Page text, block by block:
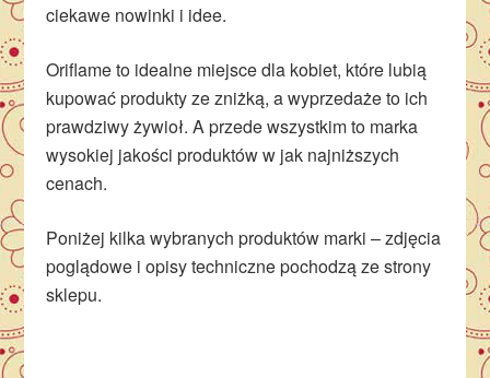
ciekawe nowinki i idee.
Oriflame to idealne miejsce dla kobiet, które lubią
kupować produkty ze zniżką, a wyprzedaże to ich
prawdziwy żywioł. A przede wszystkim to marka
wysokiej jakości produktów w jak najniższych
cenach.
Poniżej kilka wybranych produktów marki – zdjęcia
poglądowe i opisy techniczne pochodzą ze strony
sklepu.